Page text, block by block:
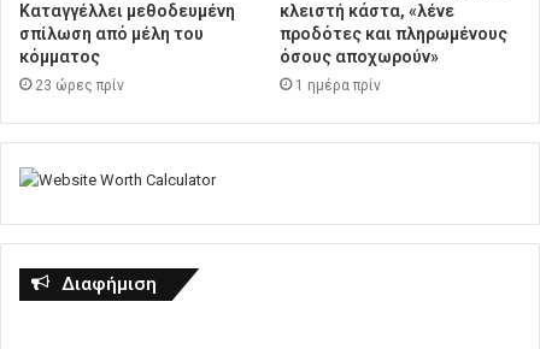
Καταγγέλλει μεθοδευμένη
σπίλωση από μέλη του
κόμματος
23 ώρες πρίν
κλειστή κάστα, «λένε
προδότες και πληρωμένους
όσους αποχωρούν»
1 ημέρα πρίν
Διαφήμιση